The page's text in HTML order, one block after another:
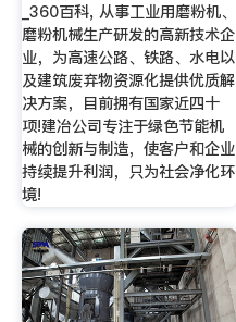
_360百科, 从事工业用磨粉机、
磨粉机械生产研发的高新技术企
业，为高速公路、铁路、水电以
及建筑废弃物资源化提供优质解
决方案，目前拥有国家近四十
项!建冶公司专注于绿色节能机
械的创新与制造，使客户和企业
持续提升利润，只为社会净化环
境!